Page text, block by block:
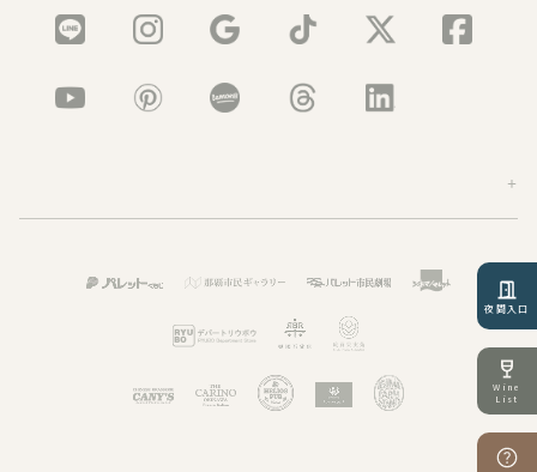
夜間入口
Wine
List